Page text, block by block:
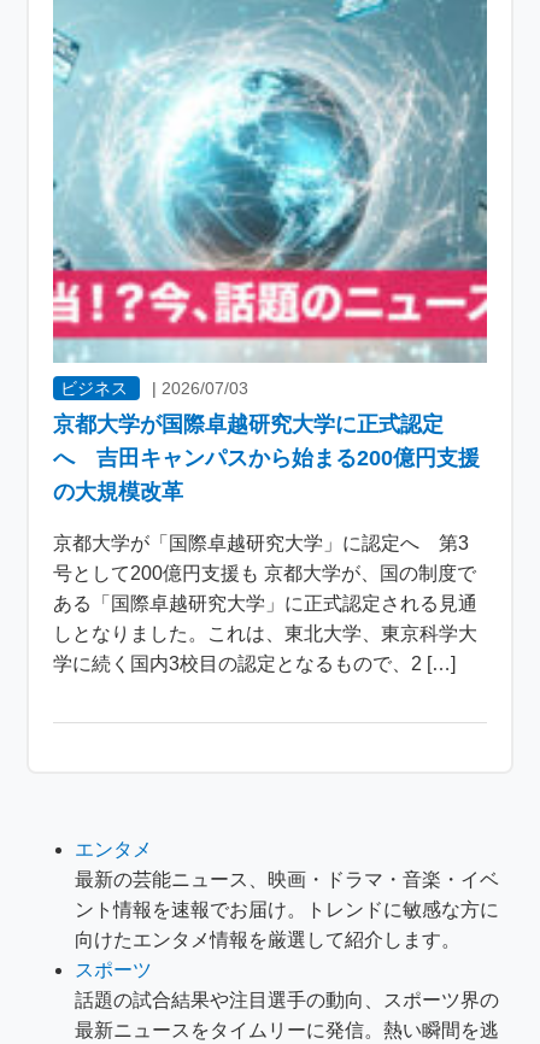
ビジネス | 2026/07/03
京都大学が国際卓越研究大学に正式認定
へ 吉田キャンパスから始まる200億円支援
の大規模改革
京都大学が「国際卓越研究大学」に認定へ 第3
号として200億円支援も 京都大学が、国の制度で
ある「国際卓越研究大学」に正式認定される見通
しとなりました。これは、東北大学、東京科学大
学に続く国内3校目の認定となるもので、2 […]
エンタメ
最新の芸能ニュース、映画・ドラマ・音楽・イベ
ント情報を速報でお届け。トレンドに敏感な方に
向けたエンタメ情報を厳選して紹介します。
スポーツ
話題の試合結果や注目選手の動向、スポーツ界の
最新ニュースをタイムリーに発信。熱い瞬間を逃